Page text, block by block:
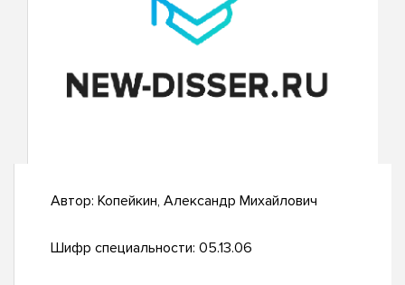
Автор: Копейкин, Александр Михайлович
Шифр специальности: 05.13.06